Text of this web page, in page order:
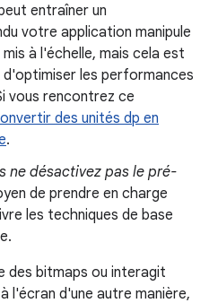
entraîner un
votre application manipule
à l'échelle, mais cela est
les performances
vous rencontrez ce
des unités dp en
.
ne désactivez pas le pré-
de prendre en charge
les techniques de base
des bitmaps ou interagit
l'écran d'une autre manière,